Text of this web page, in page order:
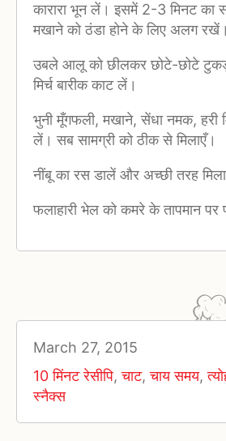
कारारा भून लें। इसमें 2-3 मिनट का
मखाने को ठंडा होने के लिए अलग रखें।
उबले आलू को छीलकर छोटे-छोटे
मिर्च बारीक काट लें।
भुनी मूँगफली, मखाने, सेंधा नमक,
लें। सब सामग्री को ठीक से मिलाएँ।
नींबू का रस डालें और अच्छी तरह
फलाहारी भेल को कमरे के तापमान पर
March 27, 2015
10 मिंनट रेसीपि,चाट,चाय समय,
स्नैक्स